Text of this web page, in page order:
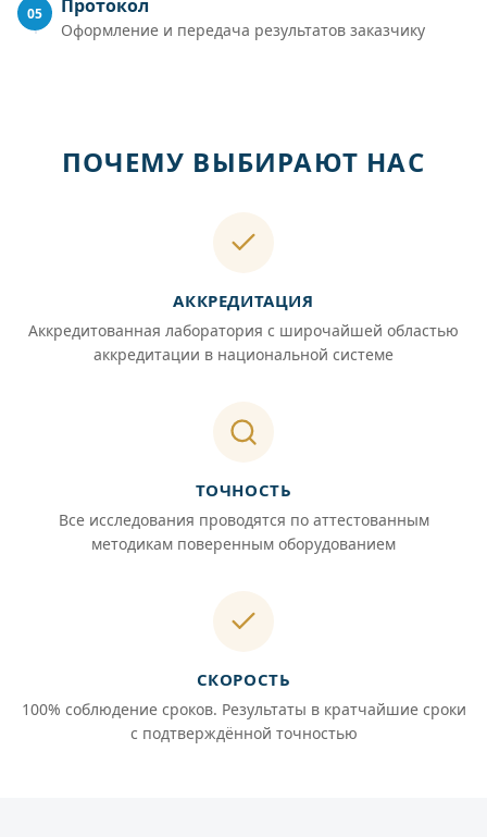
05 Протокол
Оформление и передача результатов заказчику
ПОЧЕМУ ВЫБИРАЮТ НАС
АККРЕДИТАЦИЯ
Аккредитованная лаборатория с широчайшей областью
аккредитации в национальной системе
ТОЧНОСТЬ
Все исследования проводятся по аттестованным
методикам поверенным оборудованием
СКОРОСТЬ
100% соблюдение сроков. Результаты в кратчайшие сроки
с подтверждённой точностью